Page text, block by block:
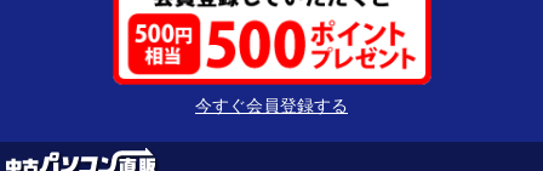
今すぐ会員登録する